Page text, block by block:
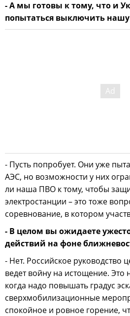
- А мы готовы к тому, что и
попытаться выключить
- Пусть попробует. Они уже
АЭС, но возможности у них
ли наша ПВО к тому, чтобы
электростанции – это тоже
соревнование, в котором
- В целом вы ожидаете
действий на фоне
- Нет. Российское руководство
ведет войну на истощение. Это
когда надо повышать градус
сверхмобилизационные
спокойное и ровное горение,